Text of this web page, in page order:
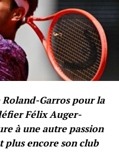
Garros pour la
Félix Auger-
à une autre passion
encore son club